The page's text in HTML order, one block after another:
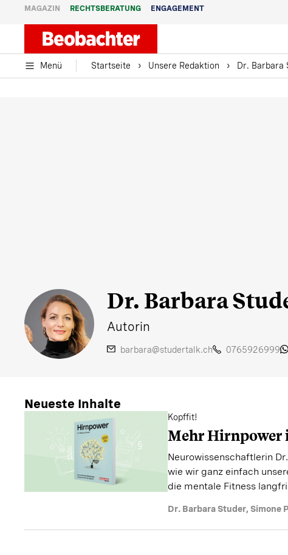
MAGAZIN RECHTSBERATUNG ENGAGEMENT
Menü Startseite Unsere Redaktion Dr. Barbara
Dr. Barbara
Autorin
barbara@studertalk.ch 0765926999
Neueste Inhalte
Kopffit!
Mehr
Neurowissenschaftlerin
wie wir ganz einfach
die mentale Fitness
Dr. Barbara Studer, Simone